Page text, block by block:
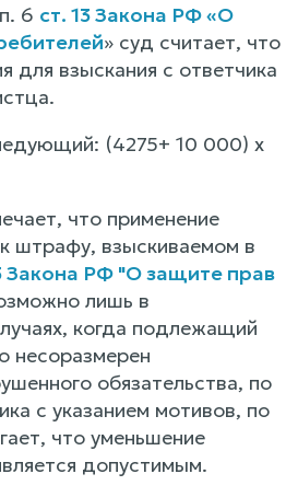
6 ст. 13 Закона РФ «О
» суд считает, что
для взыскания с ответчика
(4275+ 10 000) х
что применение
к штрафу, взыскиваемом в
Закона РФ "О защите прав
лишь в
когда подлежащий
несоразмерен
обязательства, по
с указанием мотивов, по
что уменьшение
допустимым.